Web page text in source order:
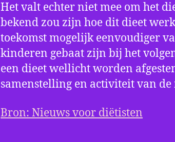
Het valt echter niet mee om het
bekend zou zijn hoe dit dieet
toekomst mogelijk eenvoudiger
kinderen gebaat zijn bij het
een dieet wellicht worden
samenstelling en activiteit van
Bron: Nieuws voor diëtisten